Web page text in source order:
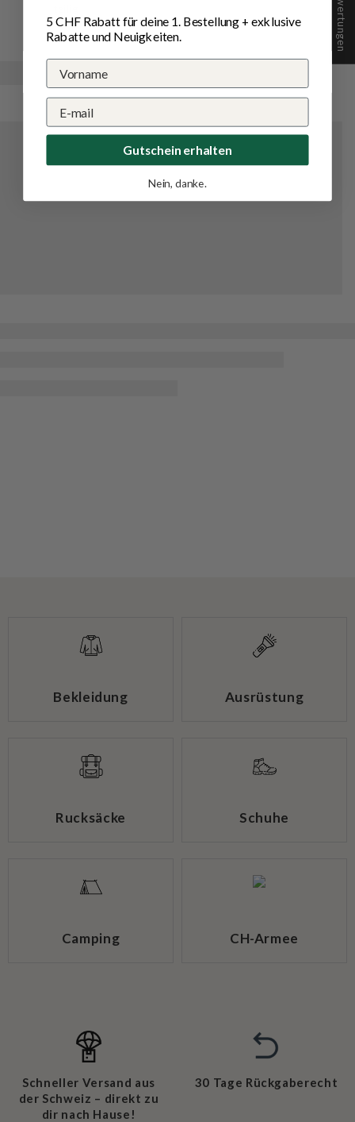
Bekleidung Ausrüstung
Rucksäcke Schuhe
Camping CH-Armee
Schneller Versand aus
der Schweiz – direkt zu
dir nach Hause!
30 Tage Rückgaberecht
5 CHF Rabatt für deine 1. Bestellung+ exklusive
Rabatte und Neuigkeiten.
Gutschein erhalten
Nein, danke.